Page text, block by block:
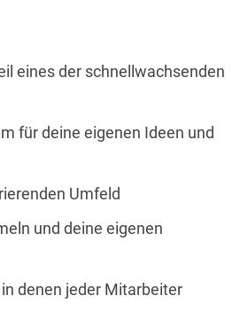
eines der schnellwachsenden
für deine eigenen Ideen und
Umfeld
und deine eigenen
denen jeder Mitarbeiter